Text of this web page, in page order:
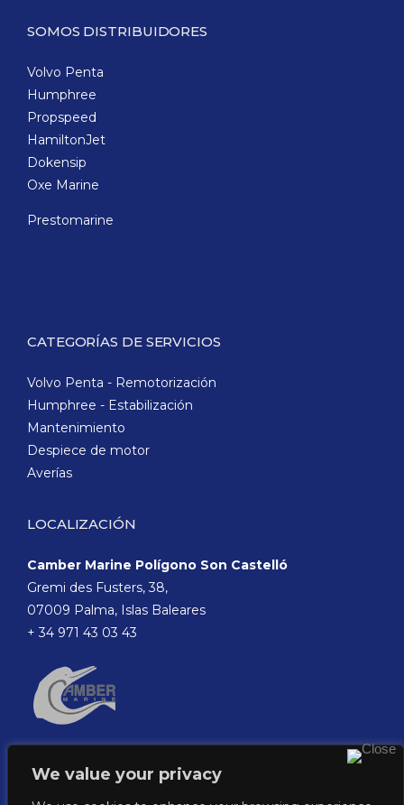
We value your privacy
SOMOS DISTRIBUIDORES
Volvo Penta
Humphree
Propspeed
HamiltonJet
Dokensip
Oxe Marine
Prestomarine
CATEGORÍAS DE SERVICIOS
Volvo Penta - Remotorización
Humphree - Estabilización
Mantenimiento
Despiece de motor
Averías
LOCALIZACIÓN
Camber Marine Polígono Son Castelló
Gremi des Fusters, 38,
07009 Palma, Islas Baleares
+ 34 971 43 03 43